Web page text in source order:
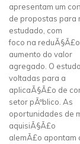
apresentam um
de propostas para
estudado, com
foco na
aumento do valor
agregado. O
voltadas para a
aplicaÃ§Ã£o de
setor pÃºblico. As
oportunidades de
aquisiÃ§Ã£o
alemÃ£o apontam